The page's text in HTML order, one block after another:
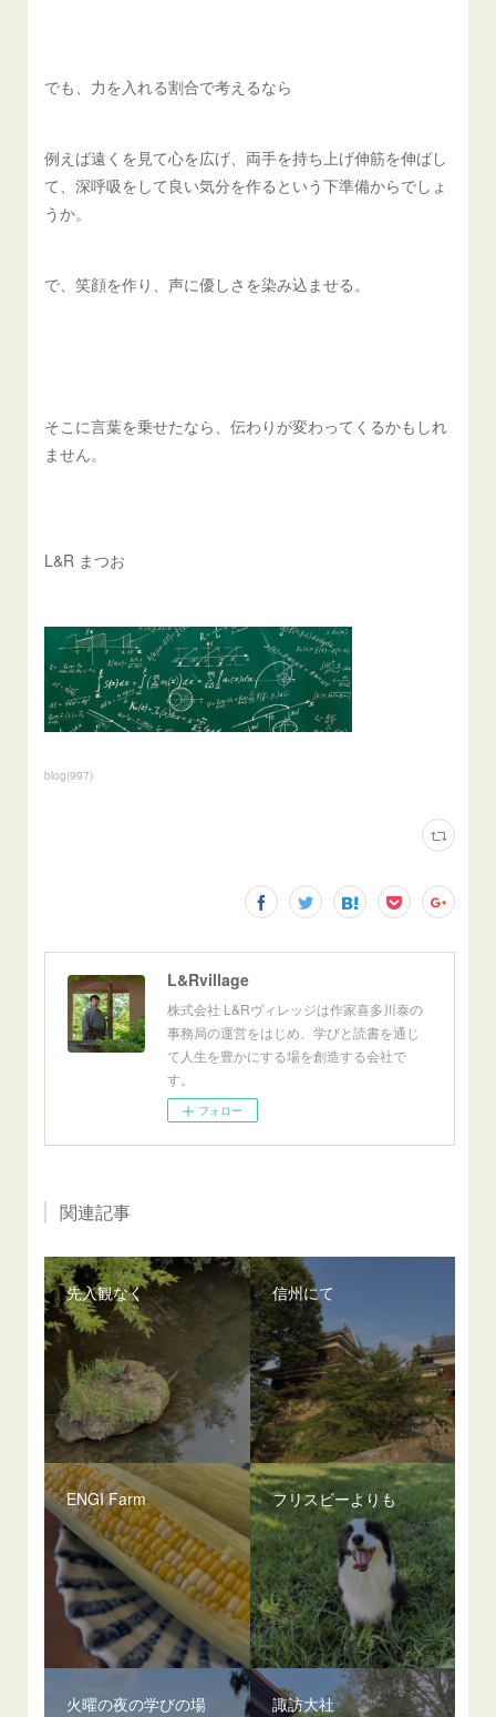
でも、力を入れる割合で考えるなら
例えば遠くを見て心を広げ、両手を持ち上げ伸筋を伸ばし
て、深呼吸をして良い気分を作るという下準備からでしょ
うか。
で、笑顔を作り、声に優しさを染み込ませる。
そこに言葉を乗せたなら、伝わりが変わってくるかもしれ
ません。
L&R まつお
blog(997)
L&Rvillage
株式会社 L&Rヴィレッジは作家喜多川泰の
事務局の運営をはじめ、学びと読書を通じ
て人生を豊かにする場を創造する会社で
す。
フォロー
関連記事
先入観なく 信州にて
ENGI Farm フリスビーよりも
火曜の夜の学びの場 諏訪大社